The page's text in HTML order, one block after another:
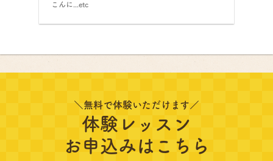
こんに...etc
＼無料で体験いただけます／
体験レッスン
お申込みはこちら